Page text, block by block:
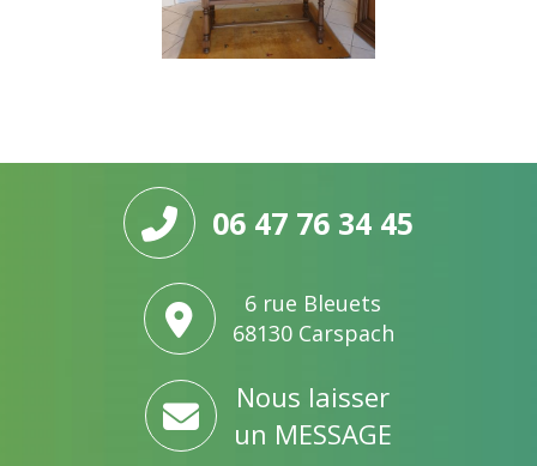
06 47 76 34 45
6 rue Bleuets
68130 Carspach
Nous laisser
un MESSAGE